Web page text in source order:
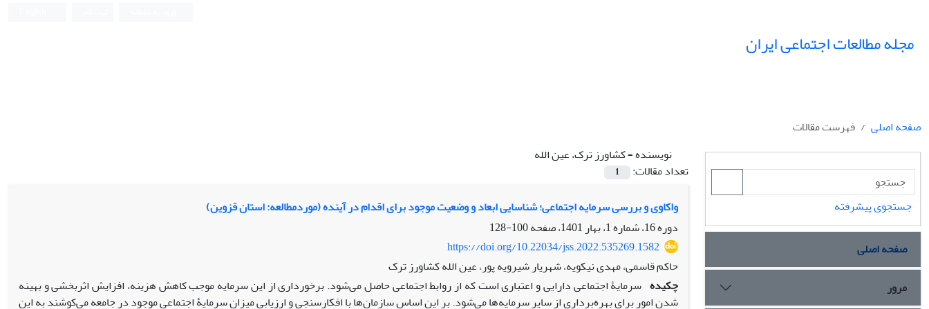
مجله مطالعات اجتماعی ایران
صفحه اصلی
فهرست مقالات
نویسنده =کشاورز ترک، عین الله
تعداد مقالات:
1
واکاوی و بررسی سرمایه اجتماعی؛ شناسایی ابعاد و وضعیت موجود برای اقدام در آینده (موردمطالعه: استان قزوین)
دوره 16، شماره 1، بهار 1401، صفحه
100-128
https://doi.org/10.22034/jss.2022.535269.1582
حاکم قاسمی، مهدی نیکویه، شهریار شیرویه پور، عین الله کشاورز ترک
چکیده سرمایۀ اجتماعی دارایی و اعتباری است که از روابط اجتماعی حاصل می‌شود. برخورداری از این سرمایه موجب کاهش هزینه‌، افزایش اثربخشی و بهینه
شدن امور برای بهره‌برداری از سایر سرمایه‌ها می‌شود. بر این اساس سازمان‌ها با افکارسنجی و ارزیابی میزان سرمایۀ اجتماعی موجود در جامعه می‌کوشند به این
جستجوی پیشرفته
صفحه اصلی
مرور